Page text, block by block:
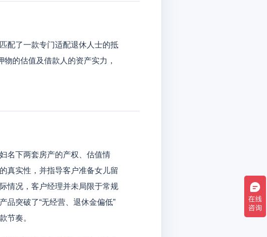
配了一款专门适配退休人士的抵
的估值及借款人的资产实力，
名下两套房产的产权、估值情
真实性，并指导客户准备女儿留
情况，客户经理并未局限于常规
品突破了“无经营、退休金偏低”
节奏。